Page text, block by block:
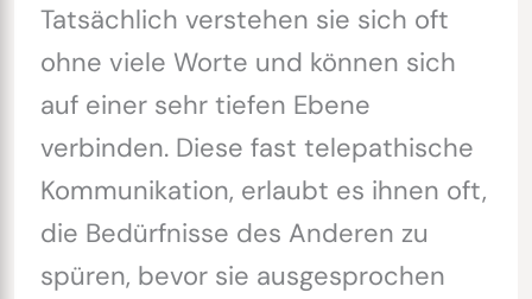
Tatsächlich verstehen sie sich oft
ohne viele Worte und können sich
auf einer sehr tiefen Ebene
verbinden. Diese fast telepathische
Kommunikation, erlaubt es ihnen oft,
die Bedürfnisse des Anderen zu
spüren, bevor sie ausgesprochen